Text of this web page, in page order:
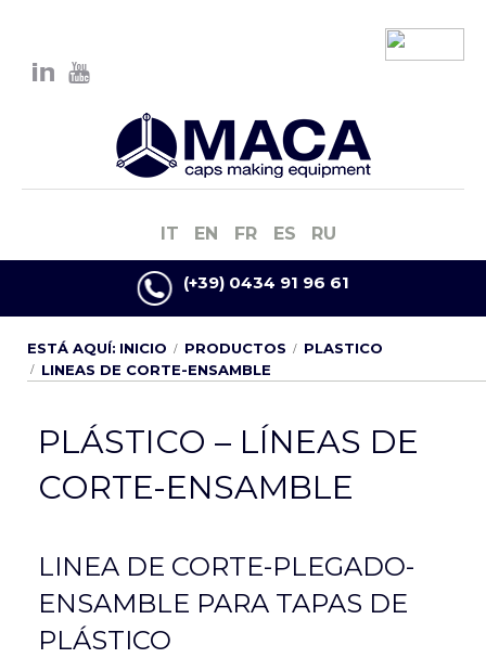
IT EN FR ES RU
(+39) 0434 91 96 61
ESTÁ AQUÍ: INICIO PRODUCTOS
PLASTICO
LINEAS DE CORTE-ENSAMBLE
PLÁSTICO – LÍNEAS DE
CORTE-ENSAMBLE
LINEA DE CORTE-PLEGADO-
ENSAMBLE PARA TAPAS DE
PLÁSTICO